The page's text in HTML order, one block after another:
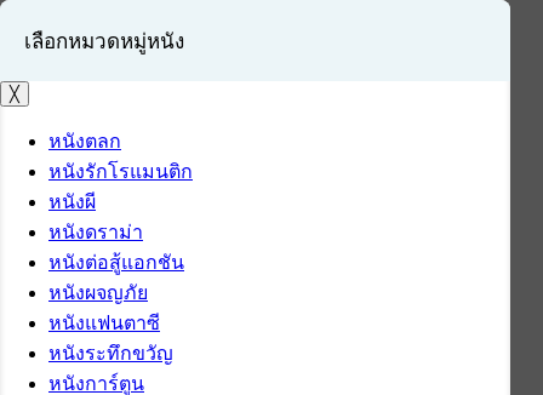
เข้าสู่ระบบ
สมัครสมาชิก
เลือกหมวดหมู่หนัง
╳
หนังตลก
หนังรักโรแมนติก
หนังผี
หนังดราม่า
หนังต่อสู้แอกชัน
หนังผจญภัย
หนังแฟนตาซี
หนังระทึกขวัญ
หนังการ์ตูน